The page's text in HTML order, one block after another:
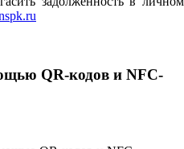
QR-кодов и NFC-